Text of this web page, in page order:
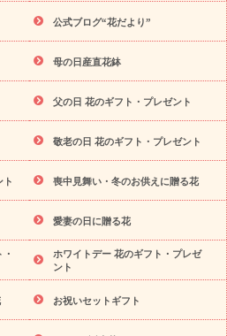
当日配達特急便 お祝い商品一覧
退院祝い・快気祝い
トのお祝いフラワー
お供え・お悔やみの花
四十九日法要以
る花
お供え お花とセットギフト
ペットのお供えフラワー
お盆（新
返し お見舞い
お取り寄せギフト
観葉植物 ミディ胡蝶蘭
プリザーブ
す アレンジメント 花束
スタ
悔やみ 胡蝶蘭 胡蝶蘭・花鉢
胡蝶蘭・お供え
世界初の青色胡蝶蘭
多肉植物
プリザーブドフラワー
花とセットギフト
セミオーダー
ナモア-）
花とみどりのeギフト
カラー ピンク
イエローオレンジ
公式ブログ“花だより”
母の日産直花鉢
父の日 花のギフト・プレゼント
敬老の日 花のギフト・プレゼント
ト 喪中見舞い・冬のお供えに贈る花
愛妻の日に贈る花
ホワイトデー 花のギフト・プレゼ
ント
お祝いセットギフト